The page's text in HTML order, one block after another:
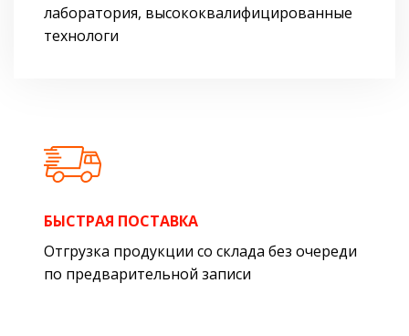
лаборатория, высококвалифицированные
технологи
БЫСТРАЯ ПОСТАВКА
Отгрузка продукции со склада без очереди
по предварительной записи